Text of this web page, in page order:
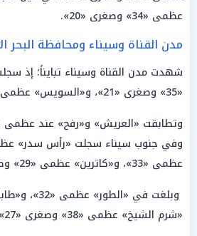
عظمى «34» وصغرى «20».
مدن القناة وسيناء ومحافظة البحر
شهدت مدن القناة وسيناء تبايناً؛ إذ
«35» وصغرى «21»، و«السويس» عظمى «34» وصغرى «22».
عظمى «33»، و«كاترين» عظمى «29» وصغرى «14».
«شرم الشيخ» عظمى «38» وصغرى «27».